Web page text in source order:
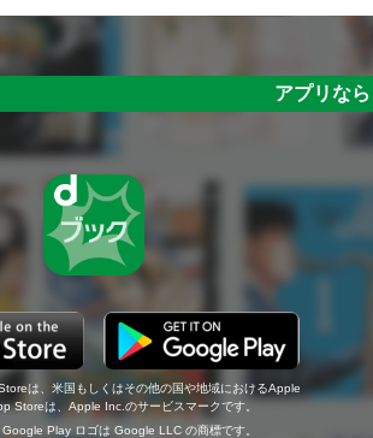
アプリな
は、米国もしくはその他の国や地域におけるApple
Storeは、Apple Inc.のサービスマークです。
Play ロゴは Google LLC の商標です。